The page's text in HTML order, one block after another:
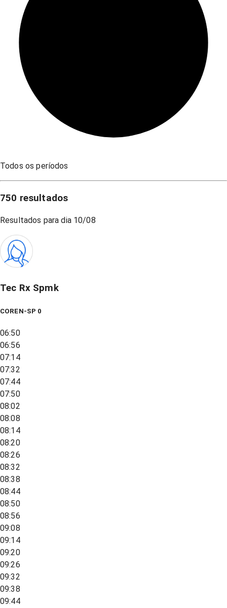
Todos os períodos
750 resultados
Resultados para dia 10/08
Tec Rx Spmk
COREN-SP 0
06:50
06:56
07:14
07:32
07:44
07:50
08:02
08:08
08:14
08:20
08:26
08:32
08:38
08:44
08:50
08:56
09:08
09:14
09:20
09:26
09:32
09:38
09:44